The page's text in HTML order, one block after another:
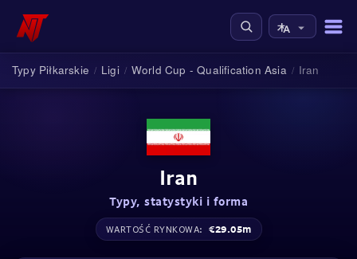
Typy Piłkarskie / Ligi / World Cup - Qualification Asia / Iran
Iran
Typy, statystyki i forma
WARTOŚĆ RYNKOWA: €29.05m